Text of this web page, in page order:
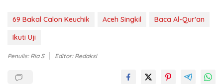
69 Bakal Calon Keuchik Aceh Singkil
Baca Al-Qur'an
Ikuti Uji
Penulis: Ria S Editor: Redaksi